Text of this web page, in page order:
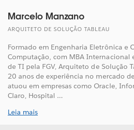
Marcelo Manzano
ARQUITETO DE SOLUÇÃO TABLEAU
Formado em Engenharia Eletrônica e
Computação, com MBA Internacional
de TI pela FGV, Arquiteto de Solução
20 anos de experiência no mercado
atuou em empresas como Oracle,
Claro, Hospital ...
Leia mais